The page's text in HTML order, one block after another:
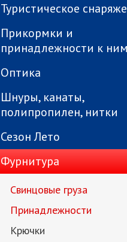
Туристическое
Прикормки и
принадлежности к ним
Оптика
Шнуры, канаты,
полипропилен, нитки
Сезон Лето
Фурнитура
Свинцовые груза
Принадлежности
Крючки